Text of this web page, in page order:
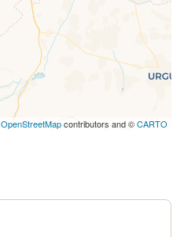
OpenStreetMapcontributors and ©CARTO